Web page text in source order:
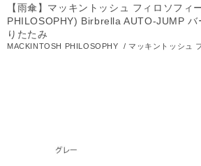
ギフト向
け
UNISEX
【雨傘】マッキントッシュ フィロソフィ
PHILOSOPHY) Birbrella AUTO-JUMP
りたたみ
MACKINTOSH PHILOSOPHY / マッキントッシュ